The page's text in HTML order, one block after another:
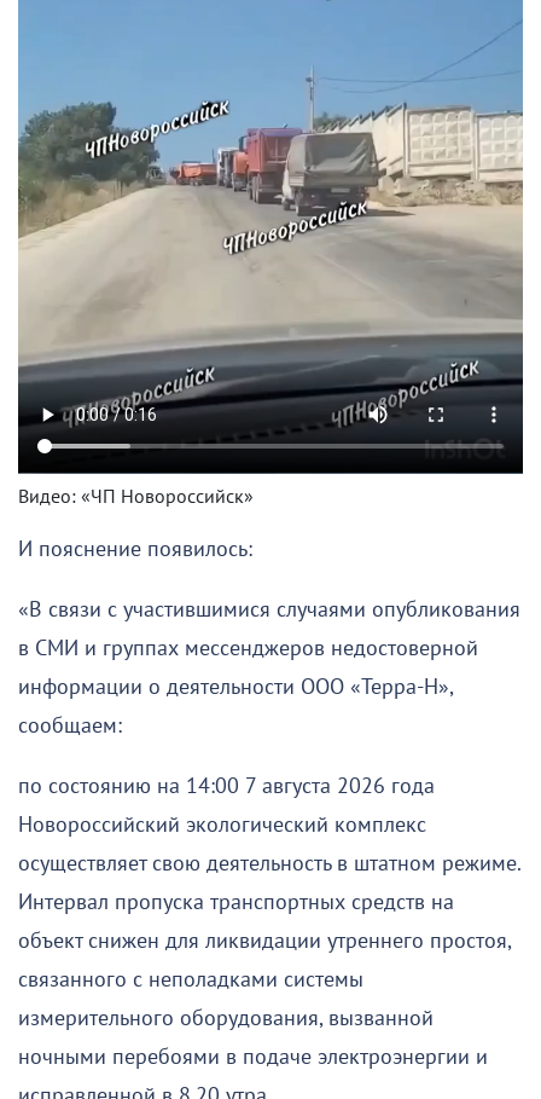
Видео: «ЧП Новороссийск»
И пояснение появилось:
«В связи с участившимися случаями опубликования
в СМИ и группах мессенджеров недостоверной
информации о деятельности ООО «Терра-Н»,
сообщаем:
по состоянию на 14:00 7 августа 2026 года
Новороссийский экологический комплекс
осуществляет свою деятельность в штатном режиме.
Интервал пропуска транспортных средств на
объект снижен для ликвидации утреннего простоя,
связанного с неполадками системы
измерительного оборудования, вызванной
ночными перебоями в подаче электроэнергии и